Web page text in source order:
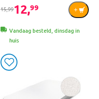
15,9912,99
Vandaag besteld, dinsdag in
huis